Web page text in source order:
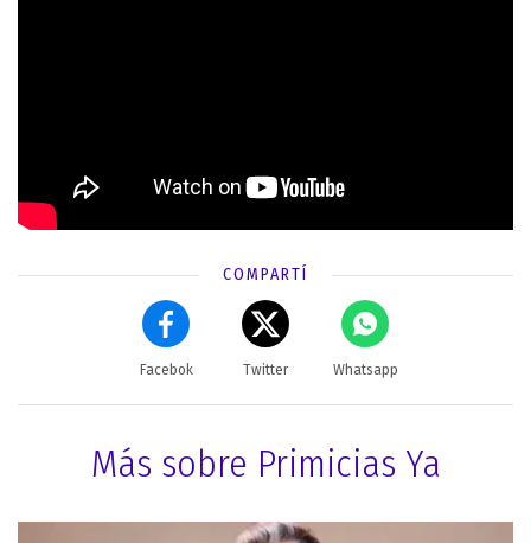
COMPARTÍ
Facebok Twitter Whatsapp
Más sobre Primicias Ya